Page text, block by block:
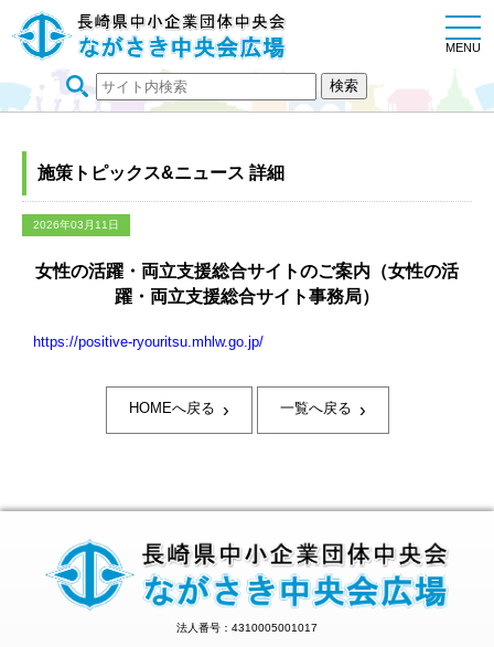
MENU
施策トピックス&ニュース 詳細
2026年03月11日
女性の活躍・両立支援総合サイトのご案内（女性の活
躍・両立支援総合サイト事務局）
https://positive-ryouritsu.mhlw.go.jp/
HOMEへ戻る › 一覧へ戻る ›
法人番号：4310005001017